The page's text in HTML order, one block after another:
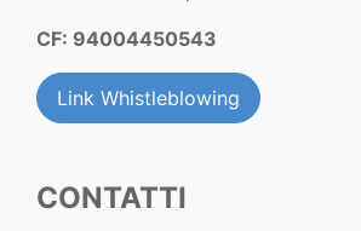
CF: 94004450543
Link Whistleblowing
CONTATTI